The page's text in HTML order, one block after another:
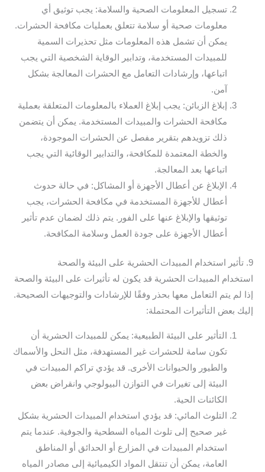
تسجيل المعلومات الصحية والسلامة: يجب توثيق أي
معلومات صحية أو سلامة تتعلق بعمليات مكافحة الحشرات.
يمكن أن تشمل هذه المعلومات مثل تحذيرات السمية
للمبيدات المستخدمة، وتدابير الوقاية الشخصية التي يجب
اتباعها، وإرشادات التعامل مع الحشرات المعالجة بشكل
آمن.
إبلاغ الزبائن: يجب إبلاغ العملاء بالمعلومات المتعلقة بعملية
مكافحة الحشرات والمبيدات المستخدمة. يمكن أن يتضمن
ذلك تزويدهم بتقرير مفصل عن الحشرات الموجودة،
والخطة المعتمدة للمكافحة، والتدابير الوقائية التي يجب
اتباعها بعد المعالجة.
الإبلاغ عن أعطال الأجهزة أو المشاكل: في حالة حدوث
أعطال للأجهزة المستخدمة في مكافحة الحشرات، يجب
توثيقها والإبلاغ عنها على الفور. يتم ذلك لضمان عدم تأثير
أعطال الأجهزة على جودة العمل وسلامة المكافحة.
9. تأثير استخدام المبيدات الحشرية على البيئة والصحة
استخدام المبيدات الحشرية قد يكون له تأثيرات على البيئة والصحة
إذا لم يتم التعامل معها بحذر وفقًا للإرشادات والتوجيهات الصحيحة.
إليك بعض التأثيرات المحتملة:
التأثير على البيئة الطبيعية: يمكن للمبيدات الحشرية أن
تكون سامة للحشرات غير المستهدفة، مثل النحل والأسماك
والطيور والحيوانات الأخرى. قد يؤدي تراكم المبيدات في
البيئة إلى تغيرات في التوازن البيولوجي وانقراض بعض
الكائنات الحية.
التلوث المائي: قد يؤدي استخدام المبيدات الحشرية بشكل
غير صحيح إلى تلوث المياه السطحية والجوفية. عندما يتم
استخدام المبيدات في المزارع أو الحدائق أو المناطق
العامة، يمكن أن تنتقل المواد الكيميائية إلى مصادر المياه